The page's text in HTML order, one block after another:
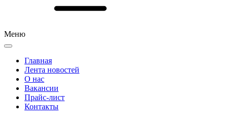
Меню
Главная
Лента новостей
О нас
Вакансии
Прайс-лист
Контакты